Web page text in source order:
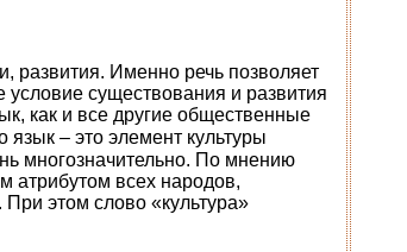
развития. Именно речь позволяет
существования и развития
как и все другие общественные
язык – это элемент культуры
многозначительно. По мнению
атрибутом всех народов,
этом слово «культура»